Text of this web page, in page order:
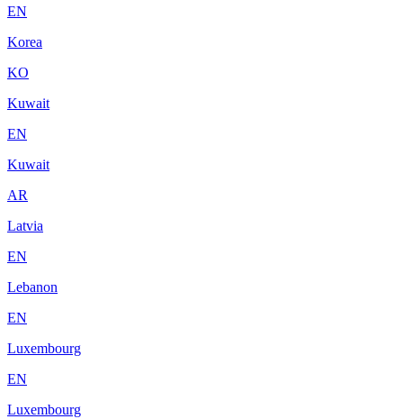
EN
Korea
KO
Kuwait
EN
Kuwait
AR
Latvia
EN
Lebanon
EN
Luxembourg
EN
Luxembourg